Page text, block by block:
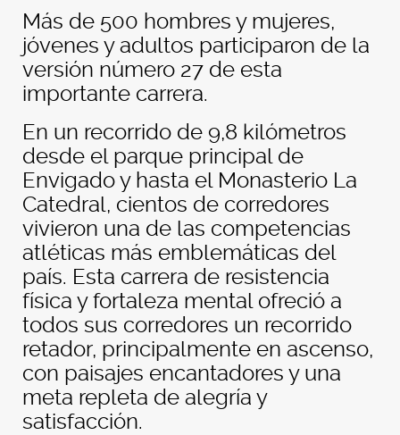
Más de 500 hombres y mujeres,
jóvenes y adultos participaron de la
versión número 27 de esta
importante carrera.
En un recorrido de 9,8 kilómetros
desde el parque principal de
Envigado y hasta el Monasterio La
Catedral, cientos de corredores
vivieron una de las competencias
atléticas más emblemáticas del
país. Esta carrera de resistencia
física y fortaleza mental ofreció a
todos sus corredores un recorrido
retador, principalmente en ascenso,
con paisajes encantadores y una
meta repleta de alegría y
satisfacción.